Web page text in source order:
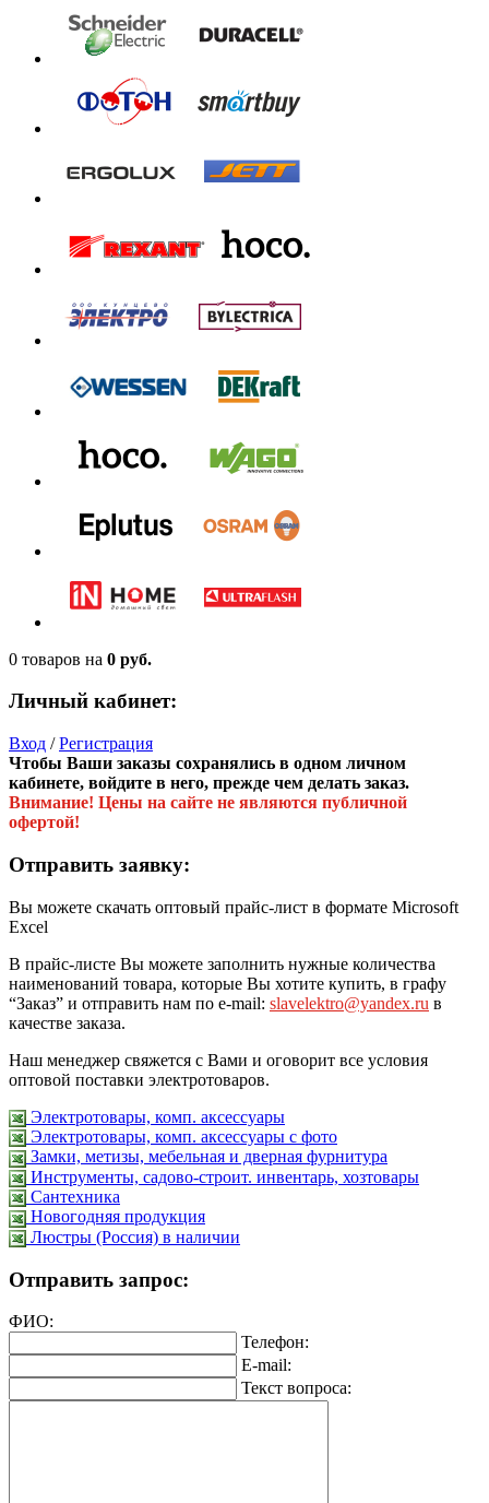
0 товаров на 0 руб.
Личный кабинет:
Вход /Регистрация
Чтобы Ваши заказы сохранялись в одном личном
кабинете, войдите в него, прежде чем делать заказ.
Внимание! Цены на сайте не являются публичной
офертой!
Отправить заявку:
Вы можете скачать оптовый прайс-лист в формате Microsoft
Excel
В прайс-листе Вы можете заполнить нужные количества
наименований товара, которые Вы хотите купить, в графу
“Заказ” и отправить нам по e-mail: slavelektro@yandex.ru в
качестве заказа.
Наш менеджер свяжется с Вами и оговорит все условия
оптовой поставки электротоваров.
Электротовары, комп. аксессуары
Электротовары, комп. аксессуары с фото
Замки, метизы, мебельная и дверная фурнитура
Инструменты, садово-строит. инвентарь, хозтовары
Сантехника
Новогодняя продукция
Люстры (Россия) в наличии
Отправить запрос:
ФИО:
Телефон:
E-mail:
Текст вопроса: